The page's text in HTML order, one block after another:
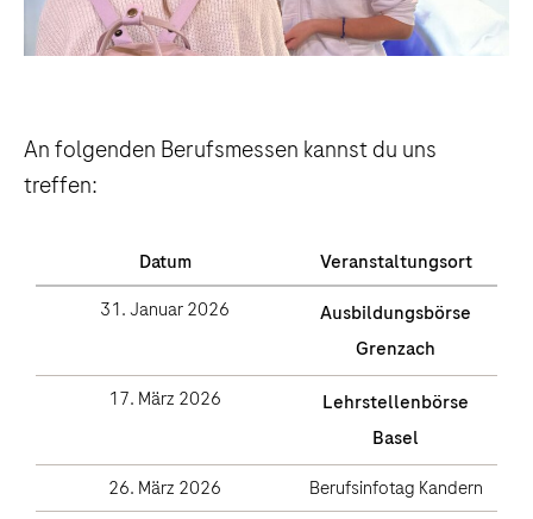
An folgenden Berufsmessen kannst du uns
treffen:
Datum
Veranstaltungsort
31. Januar 2026
Ausbildungsbörse
Grenzach
17. März 2026
Lehrstellenbörse
Basel
26. März 2026
Berufsinfotag Kandern